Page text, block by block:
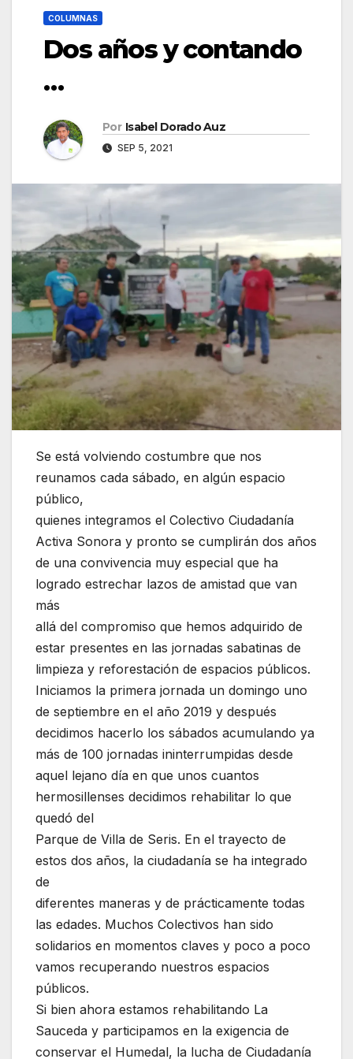
COLUMNAS
Dos años y contando
…
Por Isabel Dorado Auz
SEP 5, 2021
Se está volviendo costumbre que nos
reunamos cada sábado, en algún espacio
público,
quienes integramos el Colectivo Ciudadanía
Activa Sonora y pronto se cumplirán dos años
de una convivencia muy especial que ha
logrado estrechar lazos de amistad que van
más
allá del compromiso que hemos adquirido de
estar presentes en las jornadas sabatinas de
limpieza y reforestación de espacios públicos.
Iniciamos la primera jornada un domingo uno
de septiembre en el año 2019 y después
decidimos hacerlo los sábados acumulando ya
más de 100 jornadas ininterrumpidas desde
aquel lejano día en que unos cuantos
hermosillenses decidimos rehabilitar lo que
quedó del
Parque de Villa de Seris. En el trayecto de
estos dos años, la ciudadanía se ha integrado
de
diferentes maneras y de prácticamente todas
las edades. Muchos Colectivos han sido
solidarios en momentos claves y poco a poco
vamos recuperando nuestros espacios
públicos.
Si bien ahora estamos rehabilitando La
Sauceda y participamos en la exigencia de
conservar el Humedal, la lucha de Ciudadanía